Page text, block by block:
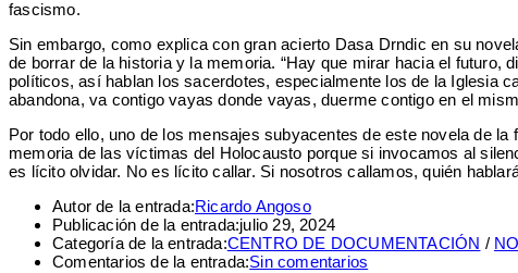
fascismo.
Sin embargo, como explica con gran acierto Dasa Drndic en su
de borrar de la historia y la memoria. “Hay que mirar hacia el
políticos, así hablan los sacerdotes, especialmente los de la Iglesia
abandona, va contigo vayas donde vayas, duerme contigo en el
Por todo ello, uno de los mensajes subyacentes de este novela de
memoria de las víctimas del Holocausto porque si invocamos al
es lícito olvidar. No es lícito callar. Si nosotros callamos, quién
Autor de la entrada:Ricardo Angoso
Publicación de la entrada:julio 29, 2024
Categoría de la entrada:CENTRO DE DOCUMENTACIÓN /
Comentarios de la entrada:Sin comentarios